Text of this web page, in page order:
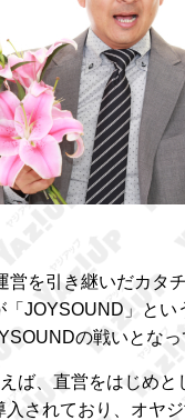
営を引き継いだカタ
「JOYSOUND」とい
の戦いとなっ
ば、直営をはじめと
入されており、オヤ